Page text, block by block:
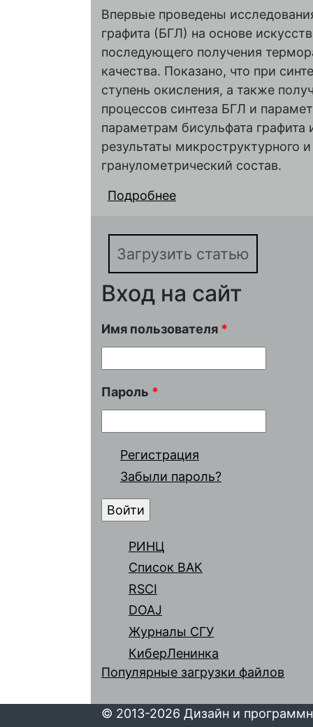
Впервые проведены
графита (БГЛ) на основе
последующего получения
качества. Показано, что при
ступень окисления, а также
процессов синтеза БГЛ и
параметрам бисульфата
результаты микроструктурного
гранулометрический состав.
Подробнее
Загрузить статью
Вход на сайт
Имя пользователя *
Пароль *
Регистрация
Забыли пароль?
РИНЦ
Список ВАК
RSCI
DOAJ
Журналы СГУ
КиберЛенинка
Популярные загрузки файлов
© 2013-2026 Дизайн и